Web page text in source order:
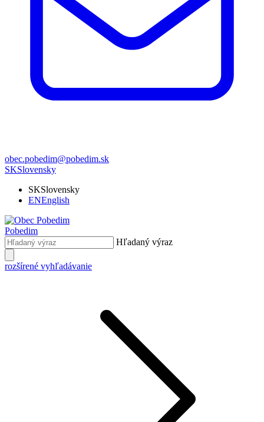
obec.pobedim@pobedim.sk
SKSlovensky
SKSlovensky
ENEnglish
Pobedim
Hľadaný výraz
rozšírené vyhľadávanie